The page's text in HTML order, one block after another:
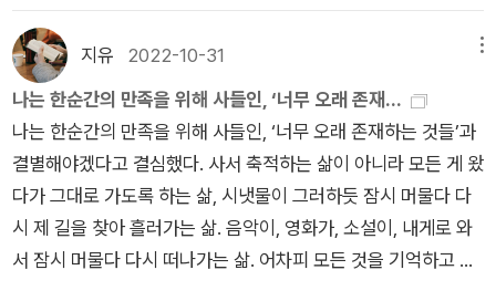
지유 2022-10-31
나는 한순간의 만족을 위해 사들인, ‘너무 오래 존재...
나는 한순간의 만족을 위해 사들인, ‘너무 오래 존재하는 것들’과
결별해야겠다고 결심했다. 사서 축적하는 삶이 아니라 모든 게 왔
다가 그대로 가도록 하는 삶, 시냇물이 그러하듯 잠시 머물다 다
시 제 길을 찾아 흘러가는 삶. 음악이, 영화가, 소설이, 내게로 와
서 잠시 머물다 다시 떠나가는 삶. 어차피 모든 것을 기억하고 간